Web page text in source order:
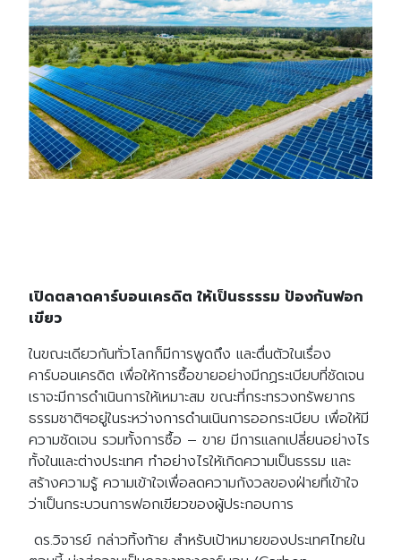
เปิดตลาดคาร์บอนเครดิต ให้เป็นธรรรม ป้องกันฟอก
เขียว
ในขณะเดียวกันทั่วโลกก็มีการพูดถึง และตื่นตัวในเรื่อง
คาร์บอนเครดิต เพื่อให้การซื้อขายอย่างมีกฏระเบียบที่ชัดเจน
เราจะมีการดำเนินการให้เหมาะสม ขณะที่กระทรวงทรัพยากร
ธรรมชาติฯอยู่ในระหว่างการดำนเนินการออกระเบียบ เพื่อให้มี
ความชัดเจน รวมทั้งการซื้อ – ขาย มีการแลกเปลี่ยนอย่างไร
ทั้งในและต่างประเทศ ทำอย่างไรให้เกิดความเป็นธรรม และ
สร้างความรู้ ความเข้าใจเพื่อลดความกังวลของฝ่ายที่เข้าใจ
ว่าเป็นกระบวนการฟอกเขียวของผู้ประกอบการ
ดร.วิจารย์ กล่าวทิ้งท้าย สำหรับเป้าหมายของประเทศไทยใน